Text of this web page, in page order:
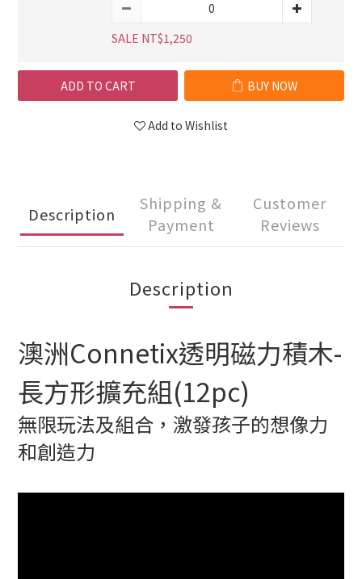
SALE NT$1,250
ADD TO CART BUY NOW
Add to Wishlist
Description
Shipping &
Payment
Customer
Reviews
Description
澳洲Connetix透明磁力積木-
長方形擴充組(12pc)
無限玩法及組合，激發孩子的想像力
和創造力